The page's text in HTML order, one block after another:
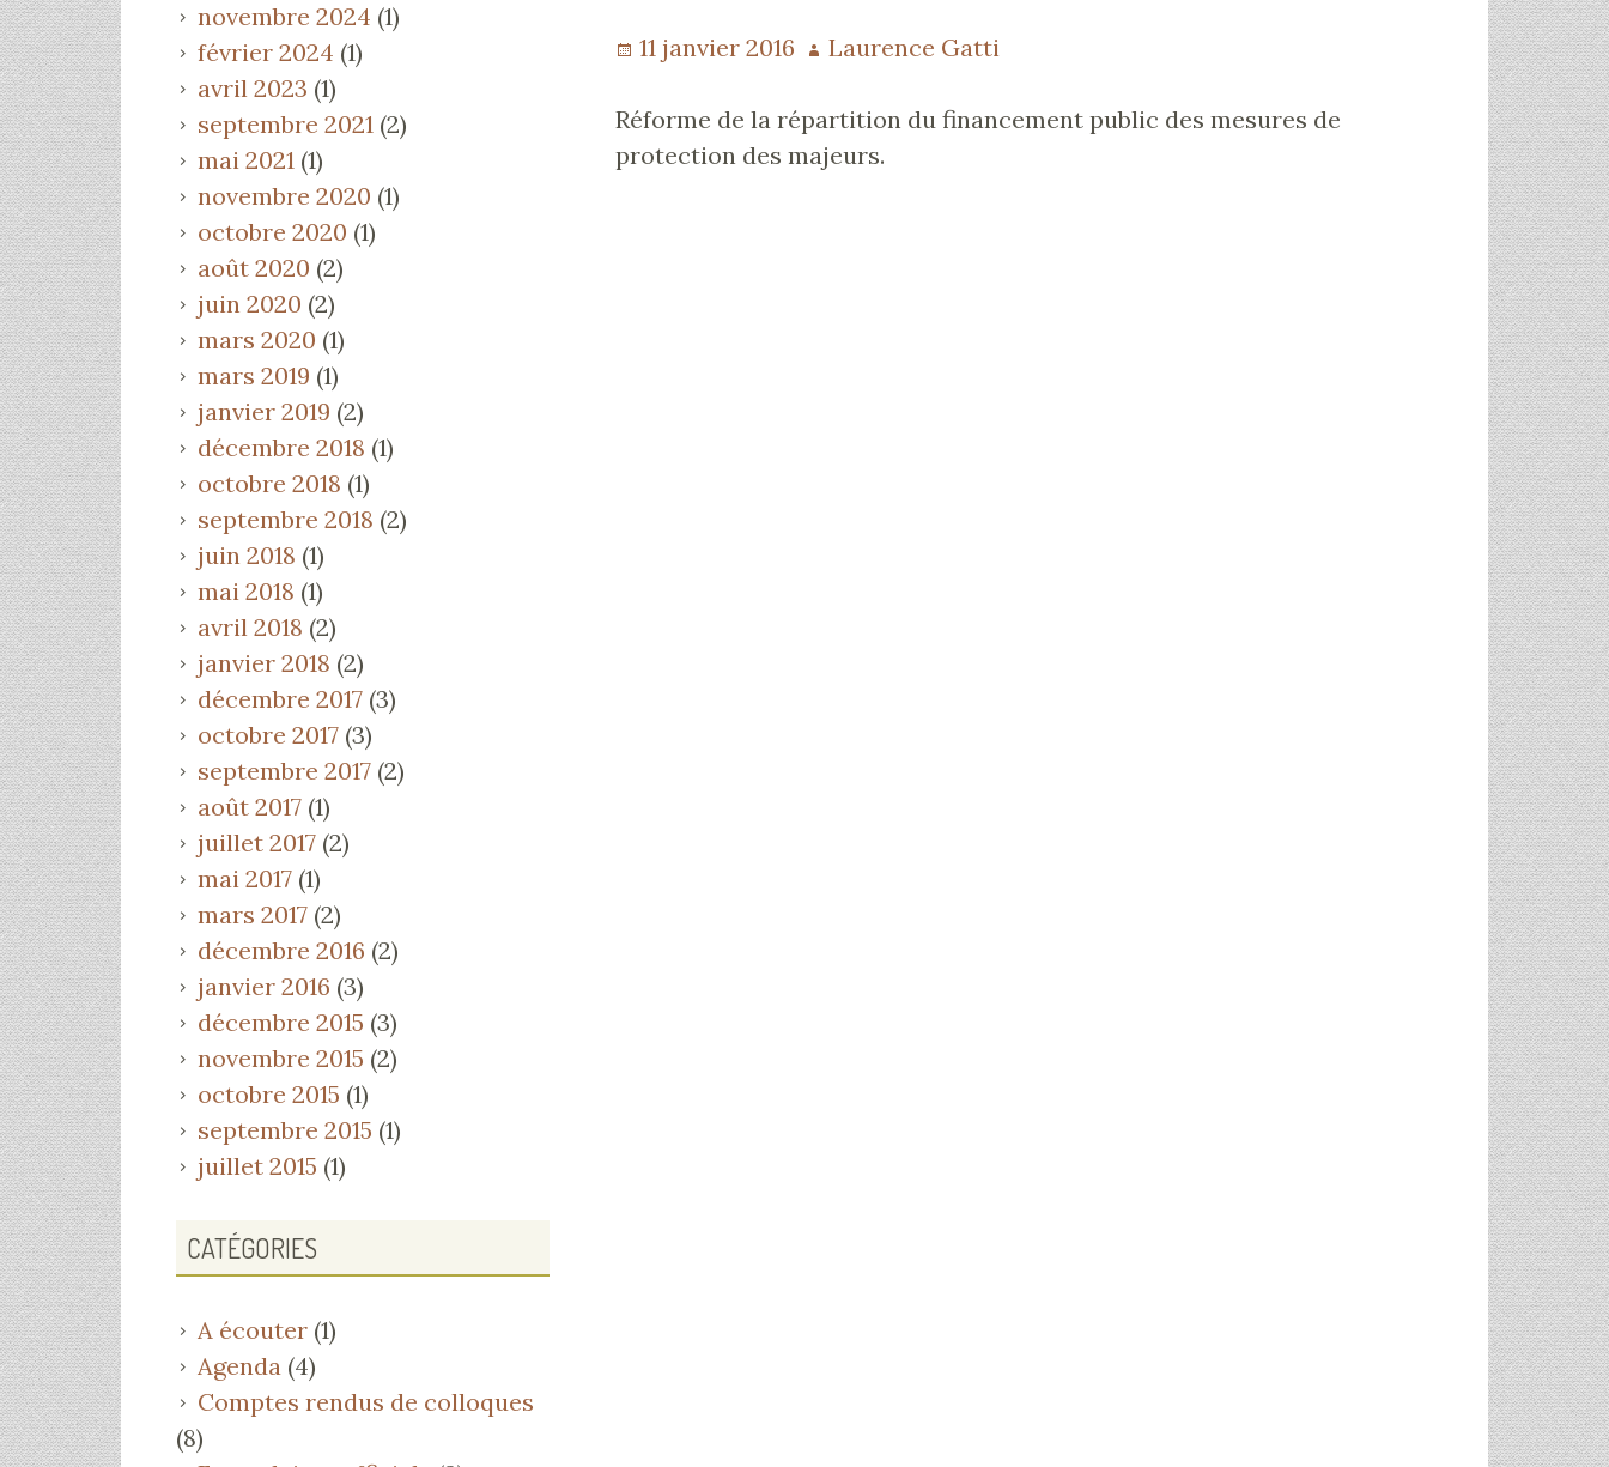
Publié
11 janvier 2016 Auteur
Laurence Gatti
Réforme de la répartition du financement public des mesures de
protection des majeurs.
novembre 2024 (1)
février 2024 (1)
avril 2023 (1)
septembre 2021(2)
mai 2021(1)
novembre 2020 (1)
octobre 2020 (1)
août 2020 (2)
juin 2020 (2)
mars 2020 (1)
mars 2019 (1)
janvier 2019 (2)
décembre 2018 (1)
octobre 2018 (1)
septembre 2018 (2)
juin 2018 (1)
mai 2018 (1)
avril 2018 (2)
janvier 2018 (2)
décembre 2017(3)
octobre 2017(3)
septembre 2017(2)
août 2017(1)
juillet 2017(2)
mai 2017(1)
mars 2017(2)
décembre 2016 (2)
janvier 2016 (3)
décembre 2015 (3)
novembre 2015 (2)
octobre 2015 (1)
septembre 2015 (1)
juillet 2015 (1)
CATÉGORIES
A écouter(1)
Agenda(4)
Comptes rendus de colloques
(8)